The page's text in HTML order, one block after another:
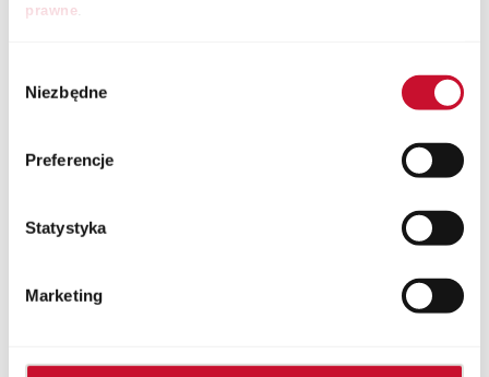
prawne
zgody
Niezbędne
Preferencje
Statystyka
Marketing